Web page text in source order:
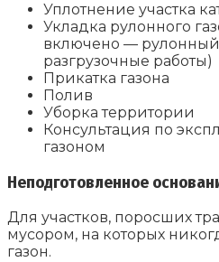
Уплотнение участка
Укладка рулонного
включено — рулонный
разгрузочные работы)
Прикатка газона
Полив
Уборка территории
Консультация по
газоном
Неподготовленное
Для участков, поросших
мусором, на которых
газон.